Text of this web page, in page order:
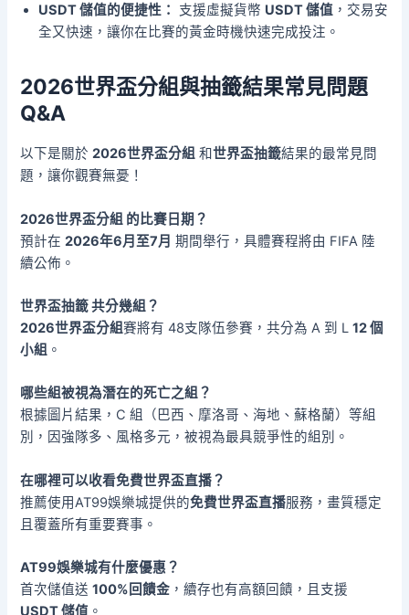
USDT 儲值的便捷性：
支援虛擬貨幣 USDT 儲值 ，交易安
全又快速，讓你在比賽的黃金時機快速完成投注。
2026世界盃分組與抽籤結果常見問題
Q&A
以下是關於2026世界盃分組 和世界盃抽籤結果的最常見問
題，讓你觀賽無憂！
2026世界盃分組 的比賽日期？
預計在2026年6月至7月 期間舉行，具體賽程將由 FIFA 陸
續公佈。
世界盃抽籤共分幾組？
2026世界盃分組賽將有 48支隊伍參賽，共分為 A 到 L12 個
小組 。
哪些組被視為潛在的死亡之組？
根據圖片結果，C 組（巴西、摩洛哥、海地、蘇格蘭）等組
別，因強隊多、風格多元，被視為最具競爭性的組別。
在哪裡可以收看免費世界盃直播？
推薦使用AT99娛樂城提供的免費世界盃直播服務，畫質穩定
且覆蓋所有重要賽事。
AT99娛樂城有什麼優惠？
首次儲值送100%回饋金 ，續存也有高額回饋，且支援
USDT 儲值 。